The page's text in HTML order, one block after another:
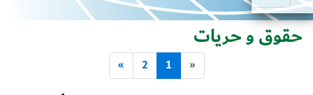
حقوق و حريات
«
1
2
»